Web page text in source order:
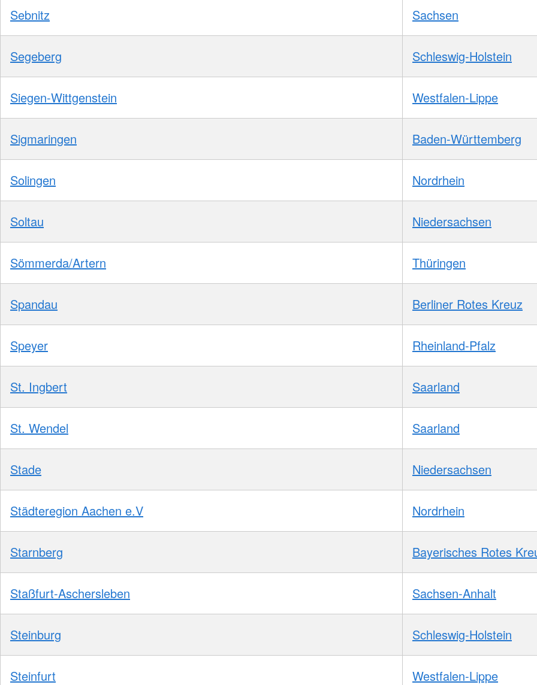
Sebnitz Sachsen
Segeberg Schleswig-Holstein
Siegen-Wittgenstein Westfalen-Lippe
Sigmaringen Baden-Württemberg
Solingen Nordrhein
Soltau Niedersachsen
Sömmerda/Artern Thüringen
Spandau Berliner Rotes Kreuz
Speyer Rheinland-Pfalz
St. Ingbert Saarland
St. Wendel Saarland
Stade Niedersachsen
Städteregion Aachen e.V Nordrhein
Starnberg Bayerisches Rotes
Staßfurt-Aschersleben Sachsen-Anhalt
Steinburg Schleswig-Holstein
Steinfurt Westfalen-Lippe